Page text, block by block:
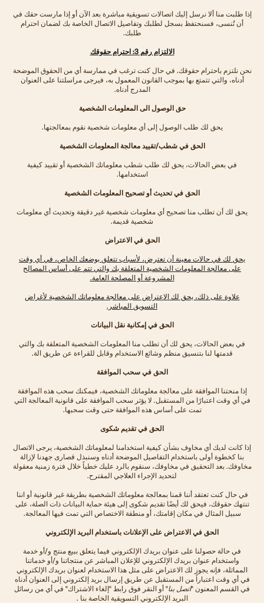
إذا طلبت منا ألا نرسل إليك اتصالات تسويقية مباشرة بعد الآن أو إذا مارست حقك في
أن تُنسى، فسنحتفظ بسجل لطلبك وتفاصيل الاتصال الخاصة بك لضمان احترام
طلبك.
الالتزام رقم 3: احترام حقوقك
نحن نلتزم باحترام حقوقك. في حال كنت ترغب في ممارسة أي من الحقوق الموضحة
أدناه، والتي تتمتع بها بموجب القانون المعمول به، فيرجى مراسلتنا على العنوان
المدرج أدناه.
حق الوصول الى المعلومات الشخصية
يحق لك طلب الوصول إلى أي معلومات شخصية نقوم بمعالجتها.
الحق في شطب/تقييد معالجة المعلومات الشخصية
في بعض الحالات، يحق لك طلب شطب معلوماتك الشخصية أو تقييد كيفية
استخدامها.
الحق في تحديث أو تصحيح المعلومات الشخصية
يحق لك أن تطلب منا تصحيح أي معلومات شخصية غير دقيقة وتحديث أي معلومات
شخصية قديمة.
الحق في الاعتراض
يحق لك في حالات معينة أن تعترض، لأسباب تتعلق بوضعك الخاص، في أي وقت
على معالجة المعلومات الشخصية المتعلقة بك والتي تتم على أساس المصالح
المشروعة أو المصلحة العامة.
علاوة على ذلك، يحق لك الاعتراض على معالجة معلوماتك الشخصية لأغراض
التسويق المباشر.
الحق في إمكانية نقل البيانات
في بعض الحالات، يحق لك أن تطلب منا المعلومات الشخصية المتعلقة بك والتي
قدمتها لنا بتنسيق منظم وشائع الاستخدام وقابل للقراءة عن طريق الة.
الحق في سحب الموافقة
إذا منحتنا الموافقة على معالجة معلوماتك الشخصية، فيمكنك سحب هذه الموافقة
في أي وقت اعتبارًا من المستقبل. لا يؤثر سحب الموافقة على قانونية المعالجة التي
تمت على أساس هذه الموافقة حتى وقت سحبها.
الحق في تقديم شكوى
إذا كانت لديك أي مخاوف بشأن كيفية استخدامنا لمعلوماتك الشخصية، يرجى الاتصال
بنا كخطوة أولى باستخدام التفاصيل الموضحة أدناه وسنبذل قصارى جهدنا لإزالة
مخاوفك. بعد التحقيق في مخاوفك، سنقوم بالرد عليك خطياً خلال فترة زمنية معقولة
لتحديد الإجراء العلاجي المقترح.
في حال كنت تعتقد أننا قمنا بمعالجة معلوماتك الشخصية بطريقة غير قانونية أو اننا
تنتهك حقوقك، فيحق لك أيضًا تقديم شكوى إلى هيئة حماية البيانات ذات الصلة، على
سبيل المثال في مكان إقامتك، أو منطقة الاختصاص التي تمت فيها المعالجة.
الحق في الاعتراض على الإعلانات باستخدام البريد الإلكتروني
في حالة حصولنا على عنوان بريدك الإلكتروني فيما يتعلق ببيع منتج و/أو خدمة
واستخدام عنوان بريدك الإلكتروني للإعلان المباشر عن منتجاتنا و/أو خدماتنا
المماثلة، فإنه يجوز لك الاعتراض على مثل هذا الاستخدام لعنوان بريدك الإلكتروني
في أي وقت اعتباراً من المستقبل عن طريق إرسال بريد إلكتروني إلى العنوان أدناه
في القسم المعنون "اتصل بنا" أو النقر فوق رابط "إلغاء الاشتراك" في أي من رسائل
البريد الإلكتروني التسويقية الخاصة بنا .